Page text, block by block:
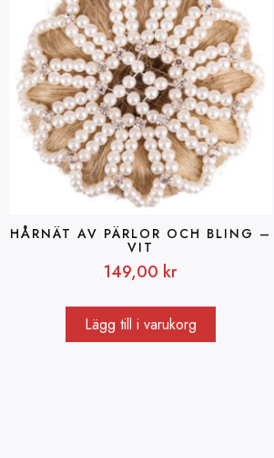
HÅRNÄT AV PÄRLOR OCH BLING –
VIT
149,00 kr
Lägg till i varukorg